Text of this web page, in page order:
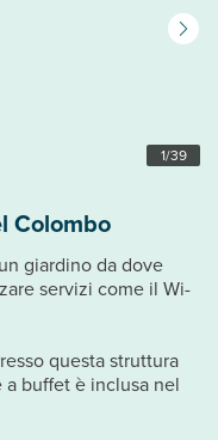
1/39
Colombo
giardino da dove
servizi come il Wi-
questa struttura
buffet è inclusa nel